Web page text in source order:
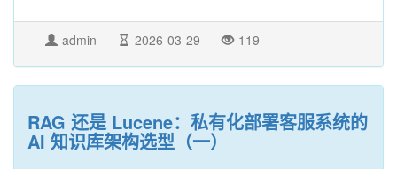
admin 2026-03-29 119
RAG 还是 Lucene：私有化部署客服系统的
AI 知识库架构选型（一）